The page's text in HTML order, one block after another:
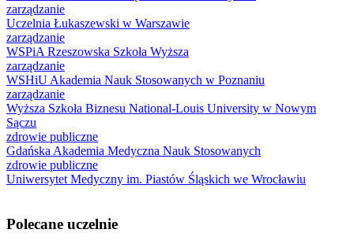
zarządzanie
Uczelnia Łukaszewski w Warszawie
zarządzanie
WSPiA Rzeszowska Szkoła Wyższa
zarządzanie
WSHiU Akademia Nauk Stosowanych w Poznaniu
zarządzanie
Wyższa Szkoła Biznesu National-Louis University w Nowym
Sączu
zdrowie publiczne
Gdańska Akademia Medyczna Nauk Stosowanych
zdrowie publiczne
Uniwersytet Medyczny im. Piastów Śląskich we Wrocławiu
Polecane uczelnie